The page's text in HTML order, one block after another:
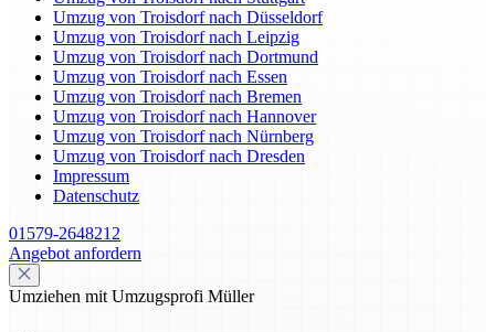
Umzug von Troisdorf nach Düsseldorf
Umzug von Troisdorf nach Leipzig
Umzug von Troisdorf nach Dortmund
Umzug von Troisdorf nach Essen
Umzug von Troisdorf nach Bremen
Umzug von Troisdorf nach Hannover
Umzug von Troisdorf nach Nürnberg
Umzug von Troisdorf nach Dresden
Impressum
Datenschutz
01579-2648212
Angebot anfordern
Umziehen mit Umzugsprofi Müller